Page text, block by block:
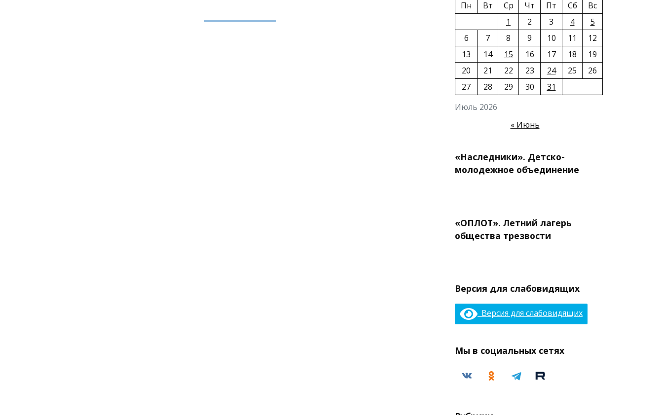
Июль 2026
Пн Вт Ср Чт Пт Сб
Вс
1
2 3 4
5
6
7 8 9 10 11
12
13
14 15 16 17 18
19
20
21 22 23 24 25
26
27
28 29 30 31
« Июнь
«Наследники». Детско-
молодежное объединение
«ОПЛОТ». Летний лагерь
общества трезвости
Версия для слабовидящих
Версия для слабовидящих
Мы в социальных сетях